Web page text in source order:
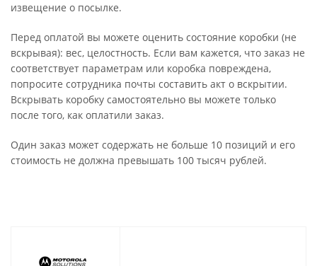
извещение о посылке.
Перед оплатой вы можете оценить состояние коробки (не
вскрывая): вес, целостность. Если вам кажется, что заказ не
соответствует параметрам или коробка повреждена,
попросите сотрудника почты составить акт о вскрытии.
Вскрывать коробку самостоятельно вы можете только
после того, как оплатили заказ.
Один заказ может содержать не больше 10 позиций и его
стоимость не должна превышать 100 тысяч рублей.